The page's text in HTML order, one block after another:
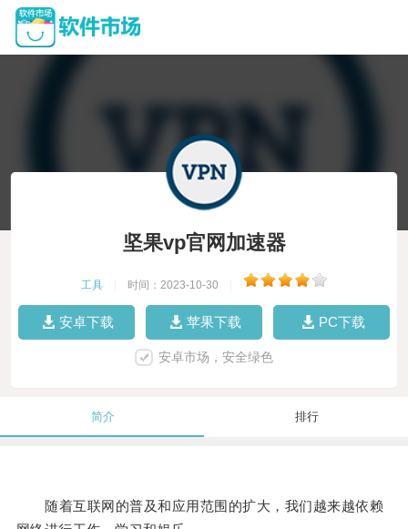
坚果vp官网加速器
工具 时间：2023-10-30
安卓下载 苹果下载 PC下载
安卓市场，安全绿色
简介 排行
随着互联网的普及和应用范围的扩大，我们越来越依赖